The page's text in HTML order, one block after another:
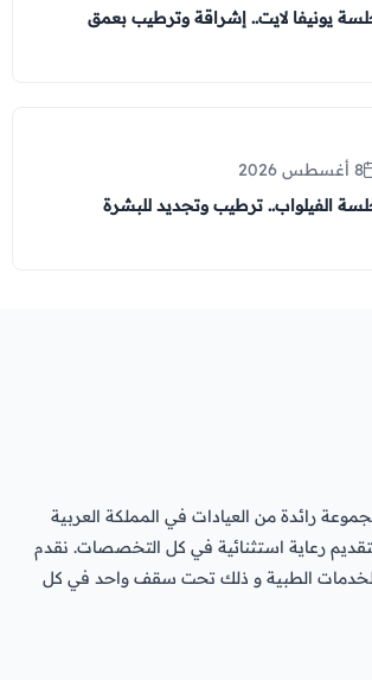
يونيفا لايت.. إشراقة وترطيب بعمق
8 أغسطس 2026
الفيلواب.. ترطيب وتجديد للبشرة
رائدة من العيادات في المملكة العربية
رعاية استثنائية في كل التخصصات. نقدم
الطبية و ذلك تحت سقف واحد في كل